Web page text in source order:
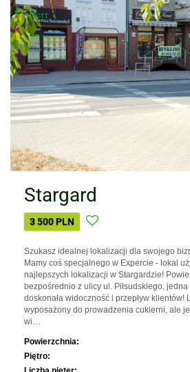
Stargard
3 500 PLN
Szukasz idealnej lokalizacji dla swojego
Mamy coś specjalnego w Expercie - lokal
najlepszych lokalizacji w Stargardzie!
bezpośrednio z ulicy ul. Piłsudskiego,
doskonała widoczność i przepływ klientów!
wyposażony do prowadzenia cukierni, ale
wi…
Powierzchnia:
Piętro: